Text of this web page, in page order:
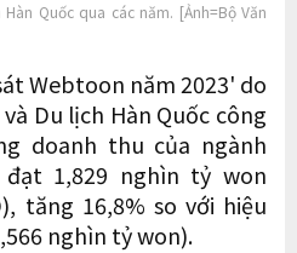
Quốc qua các năm. [Ảnh=Bộ Văn
Webtoon năm 2023' do
Du lịch Hàn Quốc công
doanh thu của ngành
1,829 nghìn tỷ won
tăng 16,8% so với hiệu
nghìn tỷ won).